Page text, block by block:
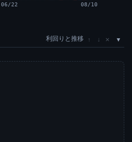
06/22 08/10
利回りと推移 ↑ ↓ ×